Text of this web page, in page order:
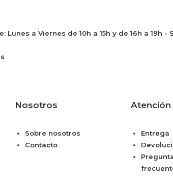
Lunes a Viernes de 10h a 15h y de 16h a 19h -
Nosotros
Sobre nosotros
Contacto
Entrega